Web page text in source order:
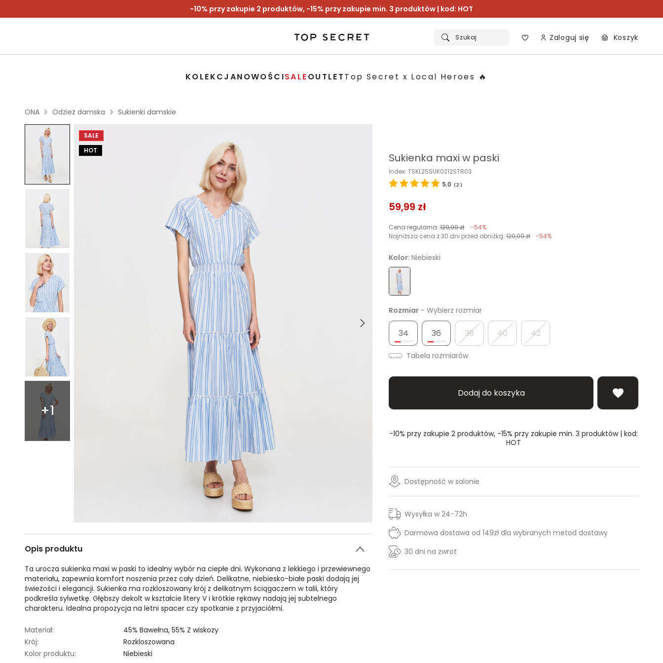
-10% przy zakupie 2 produktów, -15% przy zakupie min. 3 produktów | kod: HOT
Szukaj Zaloguj się Koszyk
KOLEKCJANOWOŚCISALEOUTLETTop Secret x Local Heroes 🔥
ONA Odzież damska Sukienki damskie
SALE
HOT
Sukienka maxi w paski
Index: TSKL25SUK0212STR03
5.0 (2 )
59,99 zł
Cena regularna: 129,99 zł
-54%
Najniższa cena z 30 dni przed obniżką: 129,99 zł -54%
Kolor: Niebieski
Rozmiar - Wybierz rozmiar
34 36 38 40 42
Tabela rozmiarów
Dodaj do koszyka
-10% przy zakupie 2 produktów, -15% przy zakupie min. 3 produktów | kod:
HOT
Dostępność w salonie
Wysyłka w 24-72h
Darmowa dostawa od 149zł dla wybranych metod dostawy
30 dni na zwrot
Opis produktu
Ta urocza sukienka maxi w paski to idealny wybór na ciepłe dni. Wykonana z lekkiego i przewiewnego
materiału, zapewnia komfort noszenia przez cały dzień. Delikatne, niebiesko-białe paski dodają jej
świeżości i elegancji. Sukienka ma rozkloszowany krój z delikatnym ściągaczem w talii, który
podkreśla sylwetkę. Głębszy dekolt w kształcie litery V i krótkie rękawy nadają jej subtelnego
charakteru. Idealna propozycja na letni spacer czy spotkanie z przyjaciółmi.
Materiał: 45% Bawełna, 55% Z wiskozy
Krój:
Rozkloszowana
Kolor produktu:
Niebieski